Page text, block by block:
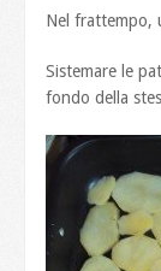
Nel frattempo,
Sistemare le
fondo della